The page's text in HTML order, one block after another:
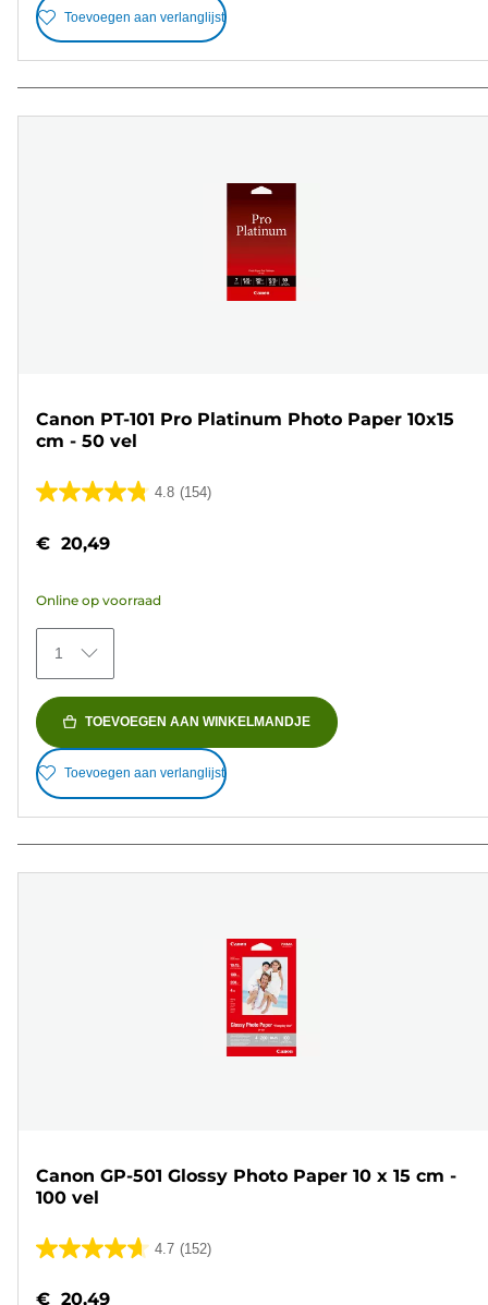
Toevoegen aan verlanglijst
Canon PT-101 Pro Platinum Photo Paper 10x15
cm - 50 vel
4.8 (154)
4.8
de
sterren.
154
beoordelingen
€ 20,49
Online op voorraad
1
TOEVOEGEN AAN WINKELMANDJE
Toevoegen aan verlanglijst
Canon GP-501 Glossy Photo Paper 10 x 15 cm -
100 vel
4.7 (152)
4.7
€ 20,49